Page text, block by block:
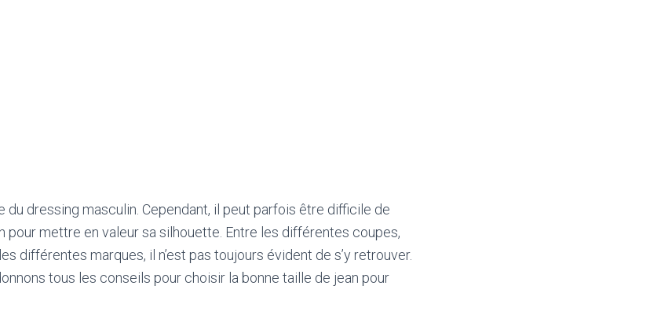
du dressing masculin. Cependant, il peut parfois être difficile de
pour mettre en valeur sa silhouette. Entre les différentes coupes,
différentes marques, il n’est pas toujours évident de s’y retrouver.
tous les conseils pour choisir la bonne taille de jean pour